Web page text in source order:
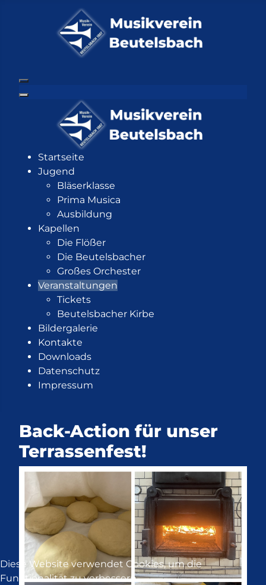
Startseite
Jugend
Bläserklasse
Prima Musica
Ausbildung
Kapellen
Die Flößer
Die Beutelsbacher
Großes Orchester
Veranstaltungen
Tickets
Beutelsbacher Kirbe
Bildergalerie
Kontakte
Downloads
Datenschutz
Impressum
Back-Action für unser
Terrassenfest!
Diese Website verwendet Cookies, um die
Funktionalität zu verbessern.